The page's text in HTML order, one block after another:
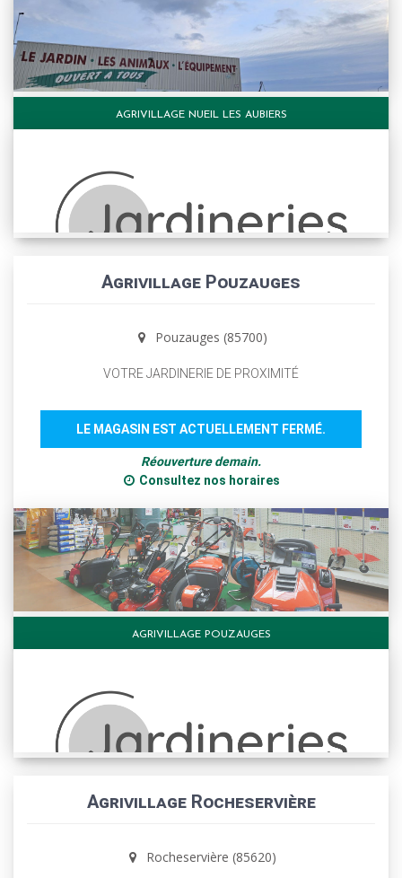
AGRIVILLAGE NUEIL LES AUBIERS
Agrivillage Pouzauges
Pouzauges (85700)
VOTRE JARDINERIE DE PROXIMITÉ
LE MAGASIN EST ACTUELLEMENT FERMÉ.
Réouverture demain.
Consultez nos horaires
AGRIVILLAGE POUZAUGES
Agrivillage Rocheservière
Rocheservière (85620)